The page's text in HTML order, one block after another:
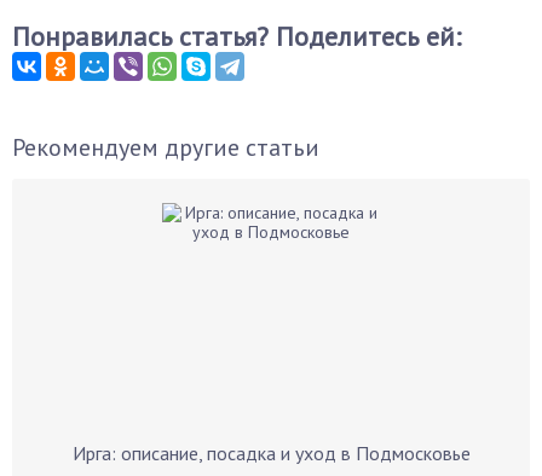
Понравилась статья? Поделитесь ей:
Рекомендуем другие статьи
Ирга: описание, посадка и уход в Подмосковье